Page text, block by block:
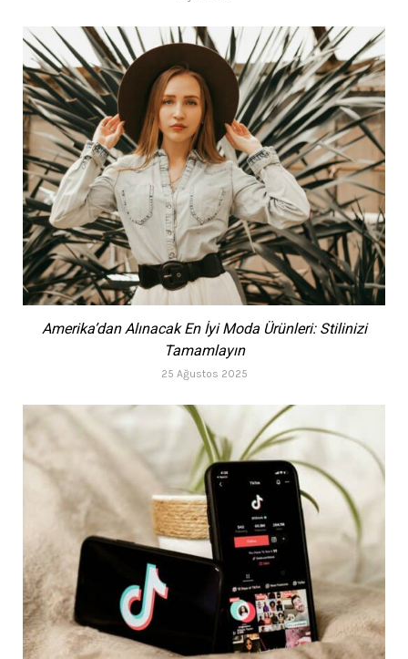
Amerika’dan Alınacak En İyi Moda Ürünleri: Stilinizi
Tamamlayın
25 Ağustos 2025